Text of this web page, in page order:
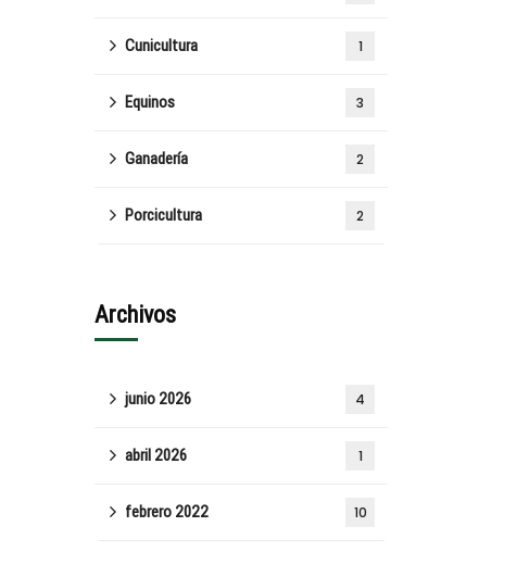
Cunicultura 1
Equinos 3
Ganadería 2
Porcicultura 2
Archivos
junio 2026 4
abril 2026 1
febrero 2022 10